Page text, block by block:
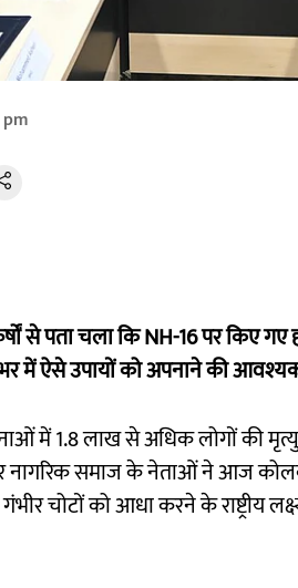
से पता चला कि NH-16 पर किए गए
ऐसे उपायों को अपनाने की
में 1.8 लाख से अधिक लोगों की मृत्यु
नागरिक समाज के नेताओं ने आज
चोटों को आधा करने के राष्ट्रीय